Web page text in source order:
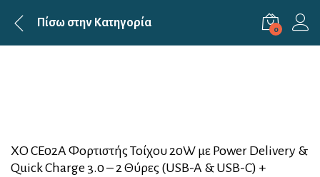
Πίσω στην Κατηγορία 0
XO CE02A Φορτιστής Τοίχου 20W με Power Delivery &
Quick Charge 3.0 – 2 Θύρες (USB-A & USB-C) +